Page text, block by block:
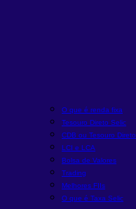
O que é renda fixa
Tesouro Direto Selic
CDB ou Tesouro Direto
LCI e LCA
Bolsa de Valores
Trading
Melhores FIIs
O que é Taxa Selic